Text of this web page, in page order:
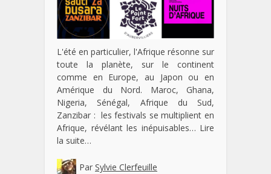
L'été en particulier, l'Afrique résonne sur
toute la planète, sur le continent
comme en Europe, au Japon ou en
Amérique du Nord. Maroc, Ghana,
Nigeria, Sénégal, Afrique du Sud,
Zanzibar : les festivals se multiplient en
Afrique, révélant les inépuisables… Lire
la suite…
Par Sylvie Clerfeuille